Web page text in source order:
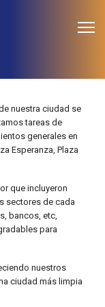
nuestra ciudad se
tareas de
generales en
Esperanza, Plaza
que incluyeron
sectores de cada
bancos, etc,
para
nuestros
ciudad más limpia